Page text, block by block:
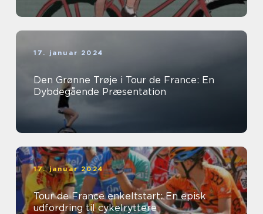
17. januar 2024
Den Grønne Trøje i Tour de France: En
Dybdegående Præsentation
17. januar 2024
Tour de France enkeltstart: En episk
udfordring til cykelryttere